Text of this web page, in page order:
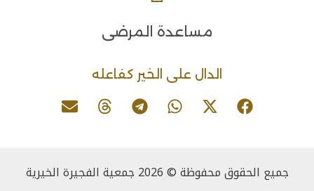
مساعدة المرضى
الدال على الخير كفاعله
جميع الحقوق محفوظة © 2026 جمعية الفجيرة الخيرية